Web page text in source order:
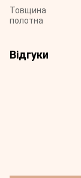
Товщина
полотна
Відгуки